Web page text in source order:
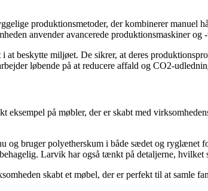
produktionsmetoder, der kombinerer
anvender avancerede produktionsmaskiner
at beskytte miljøet. De sikrer, at deres
løbende på at reducere affald og CO2-
eksempel på møbler, der er skabt med
og bruger polyetherskum i både sædet og
Larvik har også tænkt på detaljerne,
skabt et møbel, der er perfekt til at samle